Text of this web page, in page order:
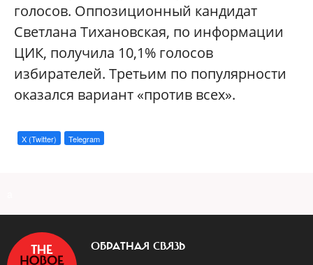
голосов. Оппозиционный кандидат
Светлана Тихановская, по информации
ЦИК, получила 10,1% голосов
избирателей. Третьим по популярности
оказался вариант «против всех».
X (Twitter) Telegram
ОБРАТНАЯ СВЯЗЬ